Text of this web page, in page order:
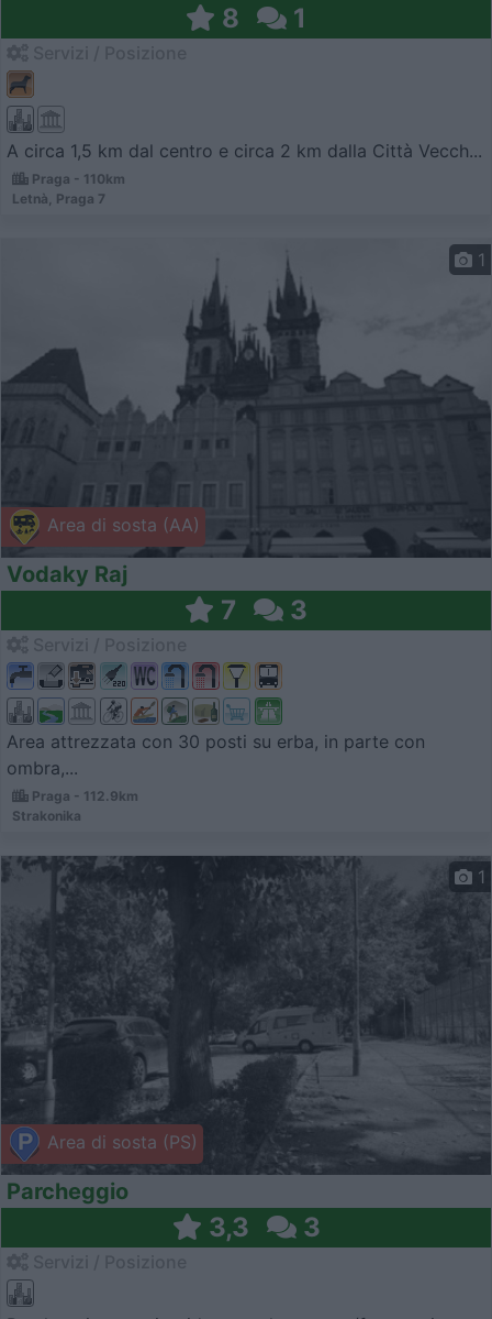
8 1
A circa 1,5 km dal centro e circa 2 km dalla Città Vecch...
Praga - 110km
Letnà, Praga 7
Area di sosta (AA)
1
Vodaky Raj
7 3
Area attrezzata con 30 posti su erba, in parte con
ombra,...
Praga - 112.9km
Strakonika
Area di sosta (PS)
1
Parcheggio
3,3 3